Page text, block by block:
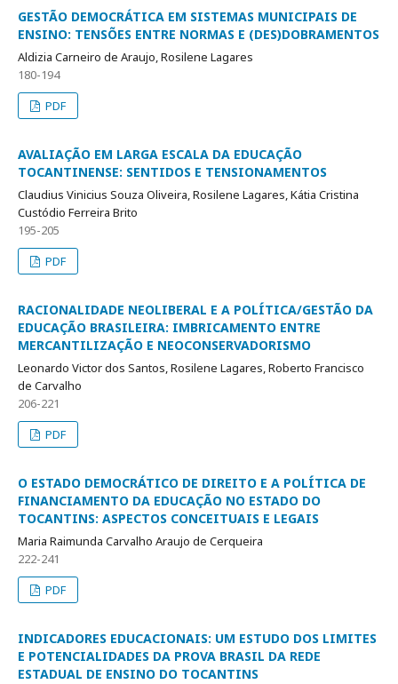
GESTÃO DEMOCRÁTICA EM SISTEMAS MUNICIPAIS DE
ENSINO: TENSÕES ENTRE NORMAS E (DES)DOBRAMENTOS
Aldizia Carneiro de Araujo, Rosilene Lagares
180-194
PDF
AVALIAÇÃO EM LARGA ESCALA DA EDUCAÇÃO
TOCANTINENSE: SENTIDOS E TENSIONAMENTOS
Claudius Vinicius Souza Oliveira, Rosilene Lagares, Kátia Cristina
Custódio Ferreira Brito
195-205
PDF
RACIONALIDADE NEOLIBERAL E A POLÍTICA/GESTÃO DA
EDUCAÇÃO BRASILEIRA: IMBRICAMENTO ENTRE
MERCANTILIZAÇÃO E NEOCONSERVADORISMO
Leonardo Victor dos Santos, Rosilene Lagares, Roberto Francisco
de Carvalho
206-221
PDF
O ESTADO DEMOCRÁTICO DE DIREITO E A POLÍTICA DE
FINANCIAMENTO DA EDUCAÇÃO NO ESTADO DO
TOCANTINS: ASPECTOS CONCEITUAIS E LEGAIS
Maria Raimunda Carvalho Araujo de Cerqueira
222-241
PDF
INDICADORES EDUCACIONAIS: UM ESTUDO DOS LIMITES
E POTENCIALIDADES DA PROVA BRASIL DA REDE
ESTADUAL DE ENSINO DO TOCANTINS